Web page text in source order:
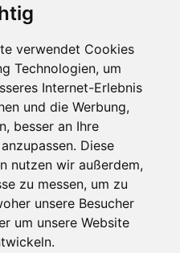
verwendet Cookies
Technologien, um
Internet-Erlebnis
und die Werbung,
besser an Ihre
Diese
nutzen wir außerdem,
zu messen, um zu
unsere Besucher
um unsere Website
TEILEN